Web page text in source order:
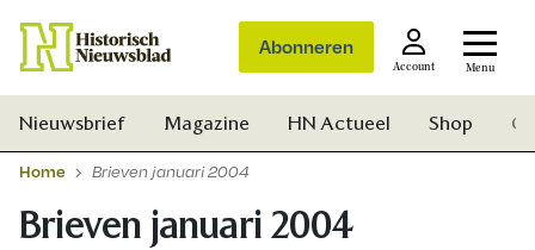
Abonneren
Account Menu
Nieuwsbrief Magazine HN Actueel Shop
Home Brieven januari 2004
Brieven januari 2004